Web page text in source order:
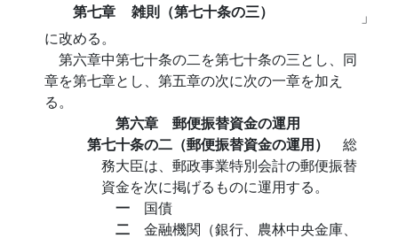
第七章
雑則（第七十条の三）
」
に改める。
第六章中第七十条の二を第七十条の三とし、同
章を第七章とし、第五章の次に次の一章を加え
る。
第六章 郵便振替資金の運用
第七十条の二（郵便振替資金の運用） 総
務大臣は、郵政事業特別会計の郵便振替
資金を次に掲げるものに運用する。
一 国債
二 金融機関（銀行、農林中央金庫、